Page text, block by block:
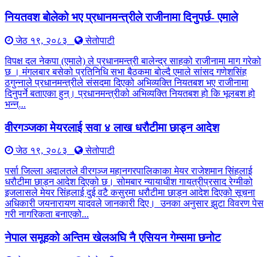
नियतवश बोलेको भए प्रधानमन्त्रीले राजीनामा दिनुपर्छ- एमाले
जेठ १९, २०८३
सेतोपाटी
विपक्ष दल नेकपा (एमाले) ले प्रधानमन्त्री बालेन्द्र साहको राजीनामा माग गरेको
छ । मंगलबार बसेको प्रतिनिधि सभा बैठकमा बोल्दै एमाले सांसद गणेशसिंह
ठगुन्नाले प्रधानमन्त्रीले संसदमा दिएको अभिव्यक्ति नियतबश भए राजीनामा
दिनुपर्ने बताएका हुन्। प्रधानमन्त्रीको अभिव्यक्ति नियतबश हो कि भूलबश हो
भन्न्...
वीरगञ्जका मेयरलाई सवा ४ लाख धरौटीमा छाड्न आदेश
जेठ १९, २०८३
सेतोपाटी
पर्सा जिल्ला अदालतले वीरगञ्ज महानगरपालिकाका मेयर राजेशमान सिंहलाई
धरौटीमा छाड्न आदेश दिएको छ। सोमबार न्यायाधीश गायत्रीप्रसाद रेग्मीको
इजलासले मेयर सिंहलाई दुई वटै कसुरमा धरौटीमा छाड्न आदेश दिएको सूचना
अधिकारी जयनारायण यादवले जानकारी दिए। उनका अनुसार झुटा विवरण पेस
गरी नागरिकता बनाएको...
नेपाल समूहको अन्तिम खेलअघि नै एसियन गेम्समा छनोट